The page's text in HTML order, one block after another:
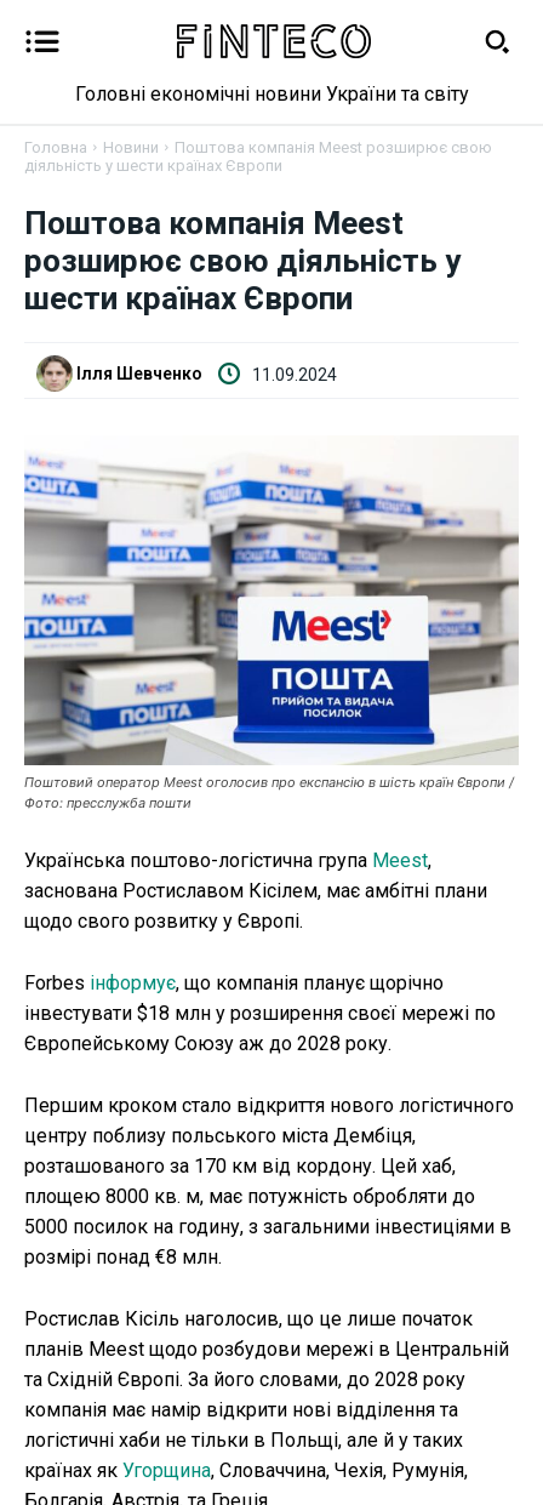
Бізнес
Валютний ринок
Робота і освіта
Публікації
ФОП
Курс валют
Ми в соц. мережах
Головні економічні новини України та світу
Головна Новини
Поштова компанія Meest розширює свою
діяльність у шести країнах Європи
Поштова компанія Meest
розширює свою діяльність у
шести країнах Європи
Ілля Шевченко 11.09.2024
Поштовий оператор Meest оголосив про експансію в шість країн Європи /
Фото: пресслужба пошти
Українська поштово-логістична група Meest,
заснована Ростиславом Кісілем, має амбітні плани
щодо свого розвитку у Європі.
Forbes інформує, що компанія планує щорічно
інвестувати $18 млн у розширення своєї мережі по
Європейському Союзу аж до 2028 року.
Першим кроком стало відкриття нового логістичного
центру поблизу польського міста Дембіця,
розташованого за 170 км від кордону. Цей хаб,
площею 8000 кв. м, має потужність обробляти до
5000 посилок на годину, з загальними інвестиціями в
розмірі понад €8 млн.
Ростислав Кісіль наголосив, що це лише початок
планів Meest щодо розбудови мережі в Центральній
та Східній Європі. За його словами, до 2028 року
компанія має намір відкрити нові відділення та
логістичні хаби не тільки в Польщі, але й у таких
країнах як Угорщина, Словаччина, Чехія, Румунія,